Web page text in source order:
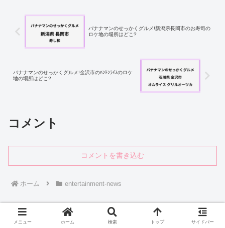
バナナマンのせっかくグルメ!新潟県長岡市のお寿司の
ロケ地の場所はどこ?
バナナマンのせっかくグルメ!金沢市のﾊﾝﾄﾝﾗｲｽのロケ
地の場所はどこ?
コメント
コメントを書き込む
ホーム entertainment-news
メニュー ホーム 検索 トップ サイドバー